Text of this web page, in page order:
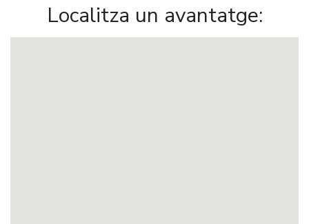
Localitza un avantatge: